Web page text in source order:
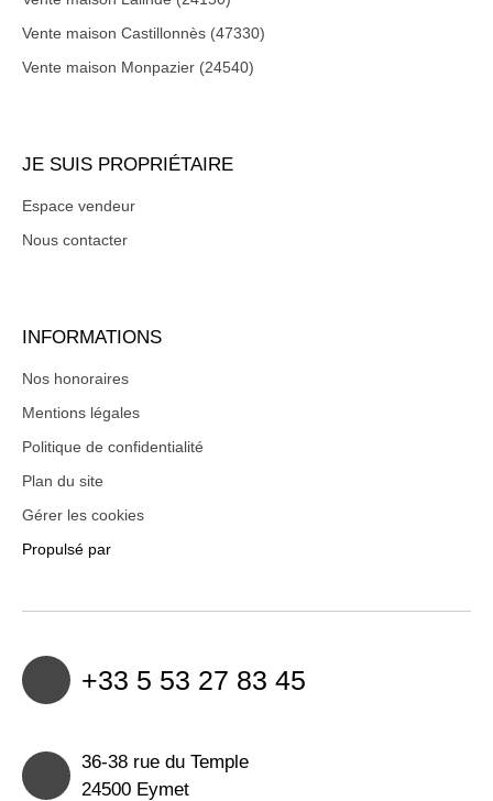
Vente maison Castillonnès (47330)
Vente maison Monpazier (24540)
JE SUIS PROPRIÉTAIRE
Espace vendeur
Nous contacter
INFORMATIONS
Nos honoraires
Mentions légales
Politique de confidentialité
Plan du site
Gérer les cookies
Propulsé par
+33 5 53 27 83 45
36-38 rue du Temple
24500 Eymet